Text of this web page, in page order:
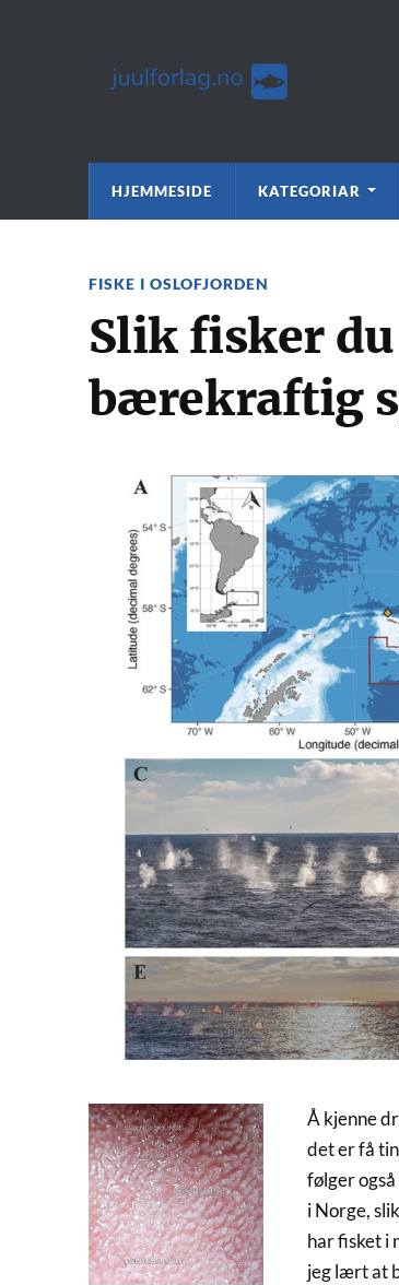
HJEMMESIDE KATEGORIAR
FISKE I OSLOFJORDEN
Slik fisker
bærekraftig
Å kjenne
det er få
følger
i Norge,
har fisket i
jeg lært at